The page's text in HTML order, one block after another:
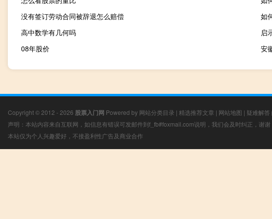
没有签订劳动合同被辞退怎么赔偿
如
高中数学有几何吗
启
08年股价
安
Copyright © 2012 - 2026 股票入门网 Powered by 网站分类目录 | 精选推荐文章 | 网站地图 | 疑难解答
声明：本站内容来自互联网，如信息有错误可发邮件到f_fb#foxmail.com说明，我们会及时纠正，谢谢
本站仅为个人兴趣爱好，不接盈利性广告及商业合作